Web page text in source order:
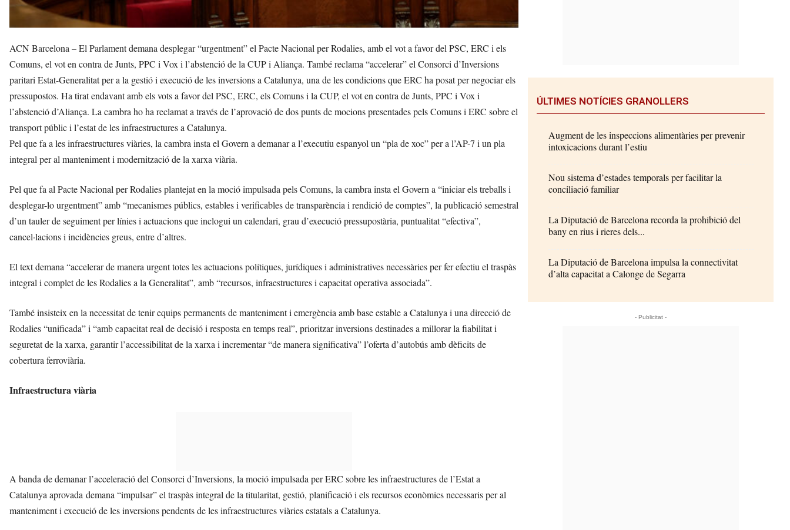
ACN Barcelona – El Parlament demana desplegar “urgentment” el Pacte Nacional per Rodalies, amb el vot a favor del PSC, ERC i els
Comuns, el vot en contra de Junts, PPC i Vox i l’abstenció de la CUP i Aliança. També reclama “accelerar” el Consorci d’Inversions
paritari Estat-Generalitat per a la gestió i execució de les inversions a Catalunya, una de les condicions que ERC ha posat per negociar els
pressupostos. Ha tirat endavant amb els vots a favor del PSC, ERC, els Comuns i la CUP, el vot en contra de Junts, PPC i Vox i
l’abstenció d’Aliança. La cambra ho ha reclamat a través de l’aprovació de dos punts de mocions presentades pels Comuns i ERC sobre el
transport públic i l’estat de les infraestructures a Catalunya.
Pel que fa a les infraestructures viàries, la cambra insta el Govern a demanar a l’executiu espanyol un “pla de xoc” per a l’AP-7 i un pla
integral per al manteniment i modernització de la xarxa viària.
Pel que fa al Pacte Nacional per Rodalies plantejat en la moció impulsada pels Comuns, la cambra insta el Govern a “iniciar els treballs i
desplegar-lo urgentment” amb “mecanismes públics, estables i verificables de transparència i rendició de comptes”, la publicació semestral
d’un tauler de seguiment per línies i actuacions que inclogui un calendari, grau d’execució pressupostària, puntualitat “efectiva”,
cancel·lacions i incidències greus, entre d’altres.
El text demana “accelerar de manera urgent totes les actuacions polítiques, jurídiques i administratives necessàries per fer efectiu el traspàs
integral i complet de les Rodalies a la Generalitat”, amb “recursos, infraestructures i capacitat operativa associada”.
També insisteix en la necessitat de tenir equips permanents de manteniment i emergència amb base estable a Catalunya i una direcció de
Rodalies “unificada” i “amb capacitat real de decisió i resposta en temps real”, prioritzar inversions destinades a millorar la fiabilitat i
seguretat de la xarxa, garantir l’accessibilitat de la xarxa i incrementar “de manera significativa” l’oferta d’autobús amb dèficits de
cobertura ferroviària.
Infraestructura viària
A banda de demanar l’acceleració del Consorci d’Inversions, la moció impulsada per ERC sobre les infraestructures de l’Estat a
Catalunya aprovada demana “impulsar” el traspàs integral de la titularitat, gestió, planificació i els recursos econòmics necessaris per al
manteniment i execució de les inversions pendents de les infraestructures viàries estatals a Catalunya.
ÚLTIMES NOTÍCIES GRANOLLERS
Augment de les inspeccions alimentàries per prevenir
intoxicacions durant l’estiu
Nou sistema d’estades temporals per facilitar la
conciliació familiar
La Diputació de Barcelona recorda la prohibició del
bany en rius i rieres dels...
La Diputació de Barcelona impulsa la connectivitat
d’alta capacitat a Calonge de Segarra
- Publicitat -